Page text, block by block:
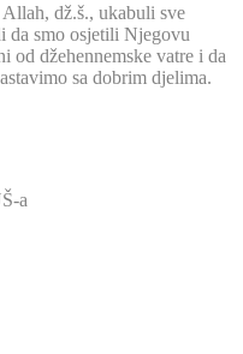
dž.š., ukabuli sve
da smo osjetili Njegovu
od džehennemske vatre i da
sa dobrim djelima.
a